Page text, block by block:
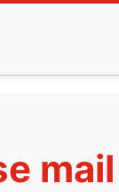
mail